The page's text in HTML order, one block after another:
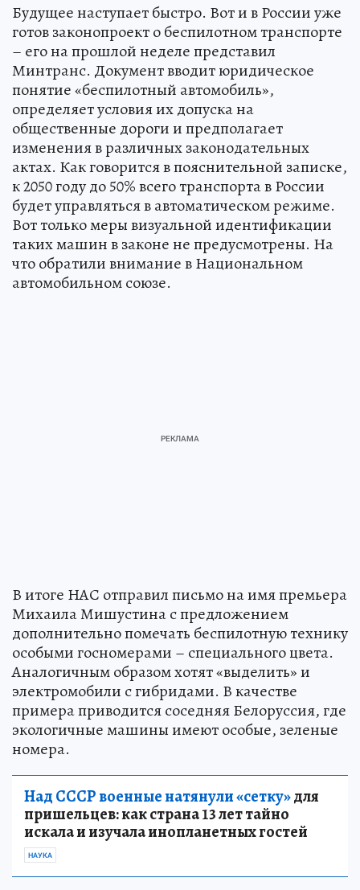
Будущее наступает быстро. Вот и в России уже
готов законопроект о беспилотном транспорте
– его на прошлой неделе представил
Минтранс. Документ вводит юридическое
понятие «беспилотный автомобиль»,
определяет условия их допуска на
общественные дороги и предполагает
изменения в различных законодательных
актах. Как говорится в пояснительной записке,
к 2050 году до 50% всего транспорта в России
будет управляться в автоматическом режиме.
Вот только меры визуальной идентификации
таких машин в законе не предусмотрены. На
что обратили внимание в Национальном
автомобильном союзе.
В итоге НАС отправил письмо на имя премьера
Михаила Мишустина с предложением
дополнительно помечать беспилотную технику
особыми госномерами – специального цвета.
Аналогичным образом хотят «выделить» и
электромобили с гибридами. В качестве
примера приводится соседняя Белоруссия, где
экологичные машины имеют особые, зеленые
номера.
Над СССР военные натянули «сетку»для
пришельцев: как страна 13 лет тайно
искала и изучала инопланетных гостей
НАУКА